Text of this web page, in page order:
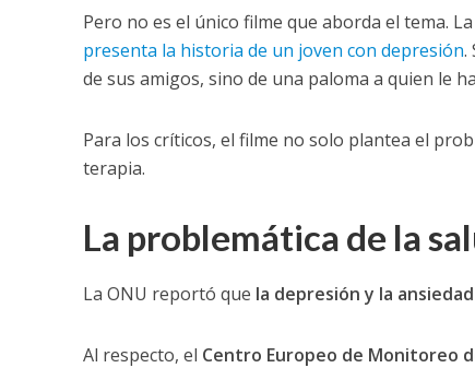
Pero no es el único filme que aborda el tema.
presenta la historia de un joven con depresión.
de sus amigos, sino de una paloma a quien le
Para los críticos, el filme no solo plantea el
terapia.
La problemática de la
La ONU reportó que la depresión y la
Al respecto, el Centro Europeo de Monitoreo